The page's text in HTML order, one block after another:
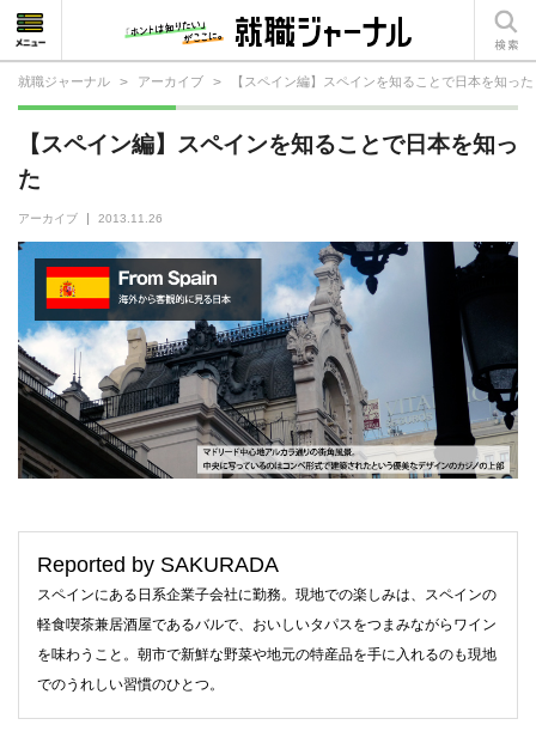
就職ジャーナル > アーカイブ > 【スペイン編】スペインを知ることで日本を知った
【スペイン編】スペインを知ることで日本を知っ
た
アーカイブ 2013.11.26
Reported by SAKURADA
スペインにある日系企業子会社に勤務。現地での楽しみは、スペインの
軽食喫茶兼居酒屋であるバルで、おいしいタパスをつまみながらワイン
を味わうこと。朝市で新鮮な野菜や地元の特産品を手に入れるのも現地
でのうれしい習慣のひとつ。
就活相談
就活ノウハウ
仕事の選び方・ヒント
仕事とは？
就活コラム